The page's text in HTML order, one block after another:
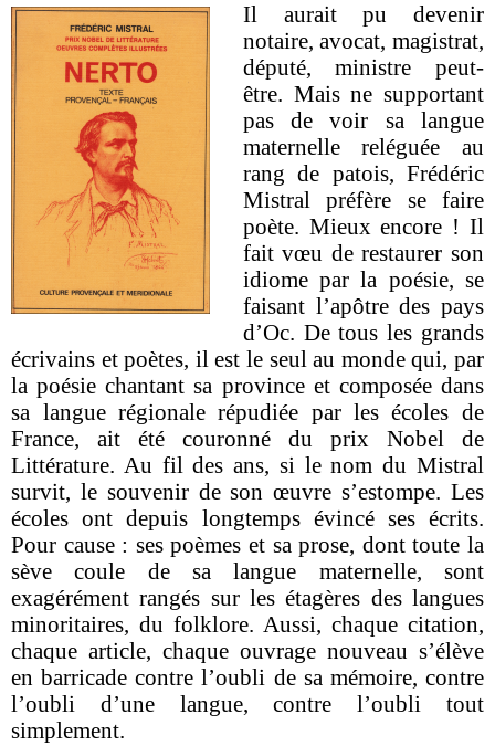
Il aurait pu devenir
notaire, avocat, magistrat,
député, ministre peut-
être. Mais ne supportant
pas de voir sa langue
maternelle reléguée au
rang de patois, Frédéric
Mistral préfère se faire
poète. Mieux encore ! Il
fait vœu de restaurer son
idiome par la poésie, se
faisant l’apôtre des pays
d’Oc. De tous les grands
écrivains et poètes, il est le seul au monde qui, par
la poésie chantant sa province et composée dans
sa langue régionale répudiée par les écoles de
France, ait été couronné du prix Nobel de
Littérature. Au fil des ans, si le nom du Mistral
survit, le souvenir de son œuvre s’estompe. Les
écoles ont depuis longtemps évincé ses écrits.
Pour cause : ses poèmes et sa prose, dont toute la
sève coule de sa langue maternelle, sont
exagérément rangés sur les étagères des langues
minoritaires, du folklore. Aussi, chaque citation,
chaque article, chaque ouvrage nouveau s’élève
en barricade contre l’oubli de sa mémoire, contre
l’oubli d’une langue, contre l’oubli tout
simplement.